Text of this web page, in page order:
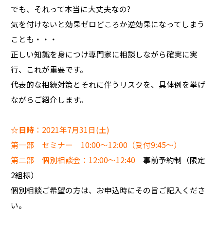
でも、それって本当に大丈夫なの?
気を付けないと効果ゼロどころか逆効果になってしまう
ことも・・・
正しい知識を身につけ専門家に相談しながら確実に実
行、これが重要です。
代表的な相続対策とそれに伴うリスクを、具体例を挙げ
ながらご紹介します。
☆日時 ：2021年7月31日(土)
第一部 セミナー 10:00～12:00（受付9:45～）
第二部 個別相談会：12:00～12:40 事前予約制（限定
2組様）
個別相談ご希望の方は、お申込時にその旨ご記入くださ
い。